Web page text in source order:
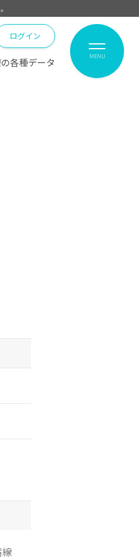
ログイン
各種データ MENU
線